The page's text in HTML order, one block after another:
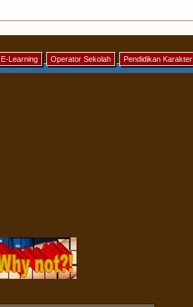
E-Learning Operator Sekolah Pendidikan Karakter